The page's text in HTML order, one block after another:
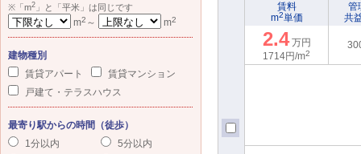
※「m2 」と「平米」は同じです
m2 ～ m2
建物種別
賃貸アパート
賃貸マンション
戸建て・テラスハウス
最寄り駅からの時間（徒歩）
1分以内
5分以内
賃料
m2単価
管
共
2.4 万円
1714円/m2